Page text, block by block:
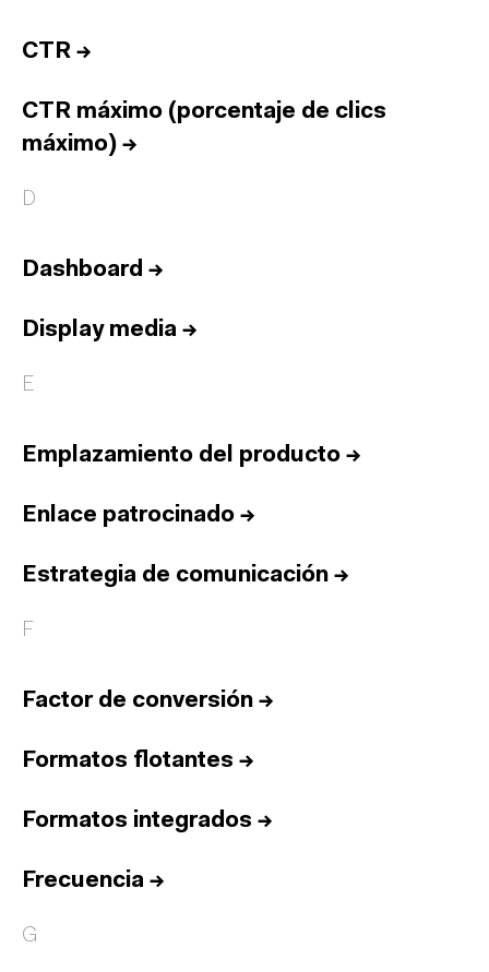
CTR →
CTR máximo (porcentaje de clics
máximo) →
D
Dashboard →
Display media →
E
Emplazamiento del producto →
Enlace patrocinado →
Estrategia de comunicación →
F
Factor de conversión →
Formatos flotantes →
Formatos integrados →
Frecuencia →
G